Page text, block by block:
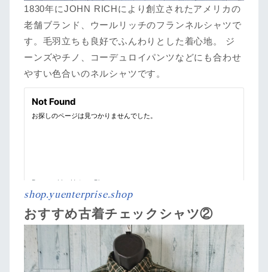
1830年にJOHN RICHにより創立されたアメリカの
老舗ブランド、ウールリッチのフランネルシャツで
す。毛羽立ちも良好でふんわりとした着心地。 ジ
ーンズやチノ、コーデュロイパンツなどにも合わせ
やすい色合いのネルシャツです。
shop.yuenterprise.shop
おすすめ古着チェックシャツ②